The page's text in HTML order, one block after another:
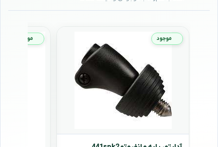
موجود موجود